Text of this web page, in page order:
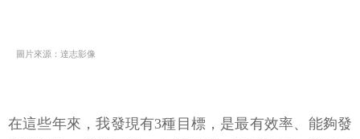
圖片來源：達志影像
在這些年來，我發現有3種目標，是最有效率、能夠發